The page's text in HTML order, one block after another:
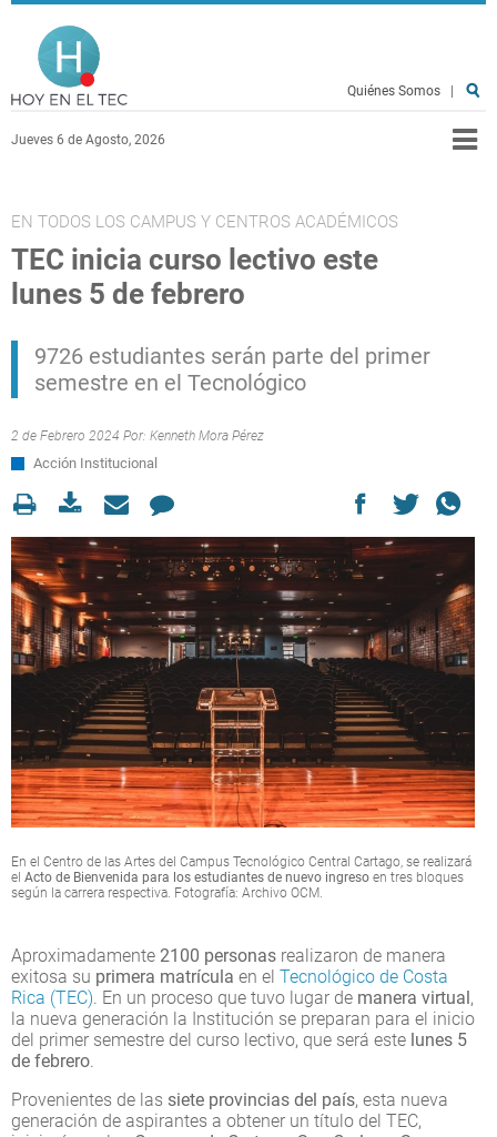
Pasar al contenido principal
Jueves 6 de Agosto, 2026
Quiénes Somos
EN TODOS LOS CAMPUS Y CENTROS ACADÉMICOS
TEC inicia curso lectivo este
lunes 5 de febrero
9726 estudiantes serán parte del primer
semestre en el Tecnológico
2 de Febrero 2024 Por: Kenneth Mora Pérez
Acción Institucional
En el Centro de las Artes del Campus Tecnológico Central Cartago, se realizará
el Acto de Bienvenida para los estudiantes de nuevo ingreso en tres bloques
según la carrera respectiva. Fotografía: Archivo OCM.
Aproximadamente 2100 personas realizaron de manera
exitosa su primera matrícula en el Tecnológico de Costa
Rica (TEC). En un proceso que tuvo lugar de manera virtual,
la nueva generación la Institución se preparan para el inicio
del primer semestre del curso lectivo, que será este lunes 5
de febrero.
Provenientes de las siete provincias del país, esta nueva
generación de aspirantes a obtener un título del TEC,